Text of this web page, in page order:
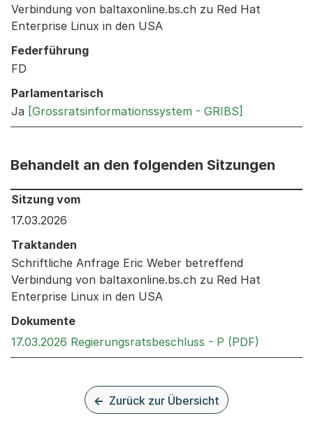
Verbindung von baltaxonline.bs.ch zu Red Hat
Enterprise Linux in den USA
Federführung
FD
Parlamentarisch
Ja [Grossratsinformationssystem - GRIBS]
Behandelt an den folgenden Sitzungen
Behandelt an den folgenden Sitzungen: Informationen
Sitzung vom
17.03.2026
Traktanden
Schriftliche Anfrage Eric Weber betreffend
Verbindung von baltaxonline.bs.ch zu Red Hat
Enterprise Linux in den USA
Dokumente
17.03.2026 Regierungsratsbeschluss - P (PDF)
Zurück zur Übersicht